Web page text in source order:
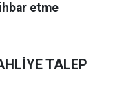
etme
TALEP